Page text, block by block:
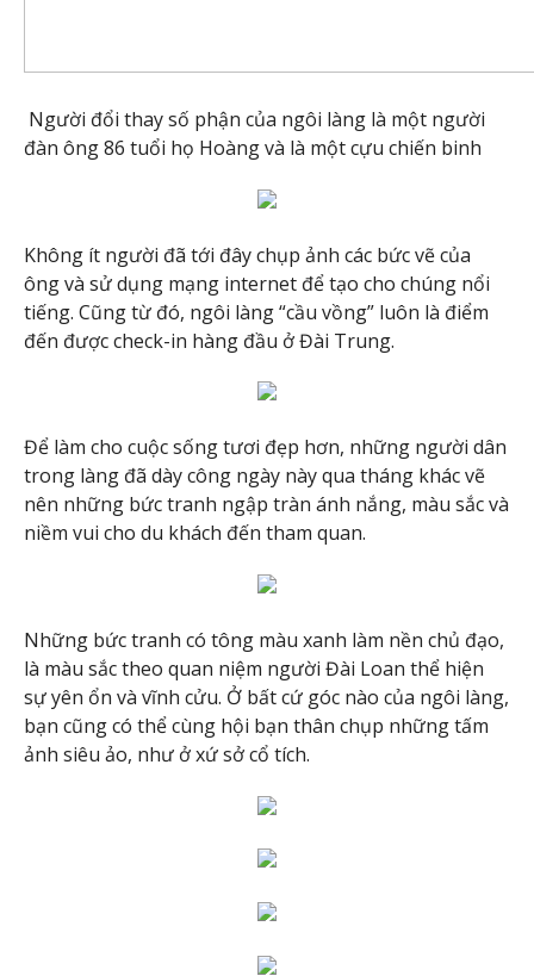
Người đổi thay số phận của ngôi làng là một người
đàn ông 86 tuổi họ Hoàng và là một cựu chiến binh
Không ít người đã tới đây chụp ảnh các bức vẽ của
ông và sử dụng mạng internet để tạo cho chúng nổi
tiếng. Cũng từ đó, ngôi làng “cầu vồng” luôn là điểm
đến được check-in hàng đầu ở Đài Trung.
Để làm cho cuộc sống tươi đẹp hơn, những người dân
trong làng đã dày công ngày này qua tháng khác vẽ
nên những bức tranh ngập tràn ánh nắng, màu sắc và
niềm vui cho du khách đến tham quan.
Những bức tranh có tông màu xanh làm nền chủ đạo,
là màu sắc theo quan niệm người Đài Loan thể hiện
sự yên ổn và vĩnh cửu. Ở bất cứ góc nào của ngôi làng,
bạn cũng có thể cùng hội bạn thân chụp những tấm
ảnh siêu ảo, như ở xứ sở cổ tích.